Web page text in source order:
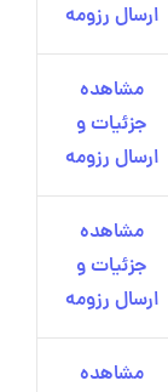
ارسال رزومه
مشاهده
جزئیات و
ارسال رزومه
مشاهده
جزئیات و
ارسال رزومه
مشاهده